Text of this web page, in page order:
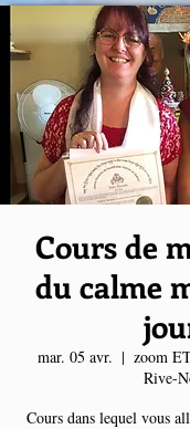
Cours de
du calme
mar. 05 avr.
  |
zoom
Rive-
Cours dans lequel vous